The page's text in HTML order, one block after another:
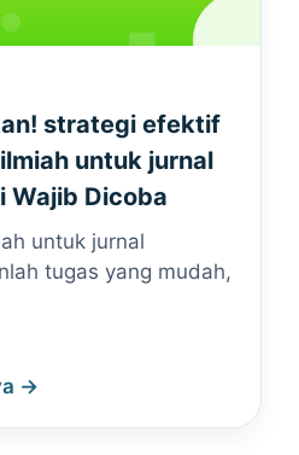
strategi efektif
untuk jurnal
Wajib Dicoba
untuk jurnal
tugas yang mudah,
→